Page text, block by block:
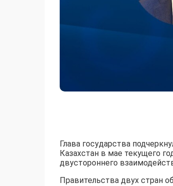
Глава государства
Казахстан в мае текущего
двустороннего
Правительства двух стран